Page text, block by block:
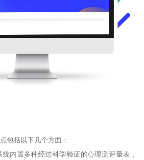
包括以下几个方面：
内置多种经过科学验证的心理测评量表，